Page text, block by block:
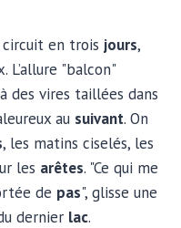
circuit en trois jours,
L’allure "balcon"
à des vires taillées dans
au suivant. On
, les matins ciselés, les
les arêtes. "Ce qui me
de pas", glisse une
dernier lac.